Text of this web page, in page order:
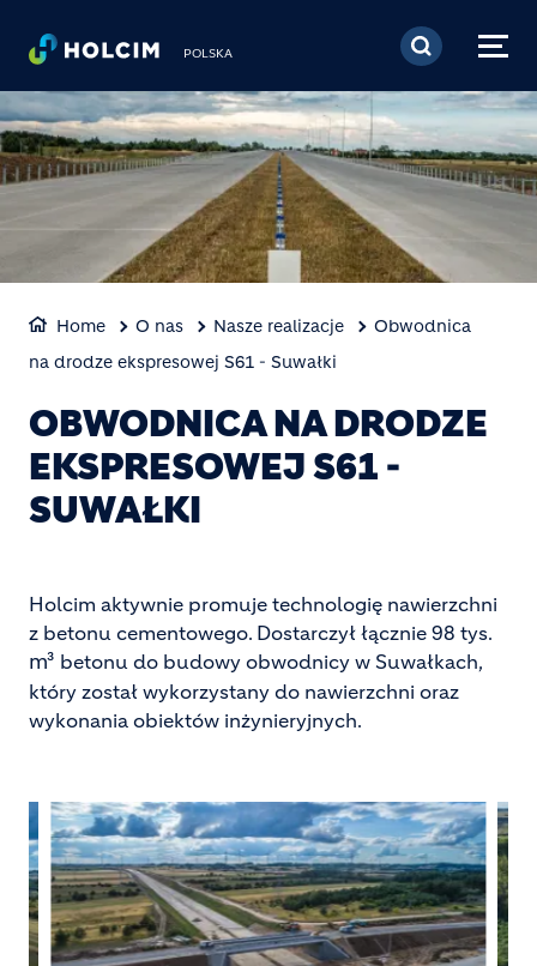
Przejdź do treści
POLSKA
Home O nas Nasze realizacje
Obwodnica
na drodze ekspresowej S61 - Suwałki
OBWODNICA NA DRODZE
EKSPRESOWEJ S61 -
SUWAŁKI
Holcim aktywnie promuje technologię nawierzchni
z betonu cementowego. Dostarczył łącznie 98 tys.
m³ betonu do budowy obwodnicy w Suwałkach,
który został wykorzystany do nawierzchni oraz
wykonania obiektów inżynieryjnych.